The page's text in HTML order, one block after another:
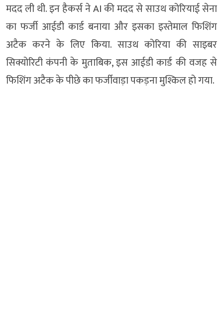
मदद ली थी. इन हैकर्स ने AI की मदद से साउथ कोरियाई सेना
का फर्जी आईडी कार्ड बनाया और इसका इस्तेमाल फिशिंग
अटैक करने के लिए किया. साउथ कोरिया की साइबर
सिक्योरिटी कंपनी के मुताबिक, इस आईडी कार्ड की वजह से
फिशिंग अटैक के पीछे का फर्जीवाड़ा पकड़ना मुश्किल हो गया.